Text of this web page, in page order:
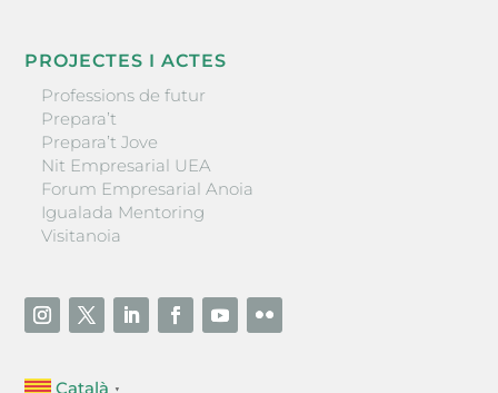
PROJECTES I ACTES
Professions de futur
Prepara’t
Prepara’t Jove
Nit Empresarial UEA
Forum Empresarial Anoia
Igualada Mentoring
Visitanoia
Català ▼